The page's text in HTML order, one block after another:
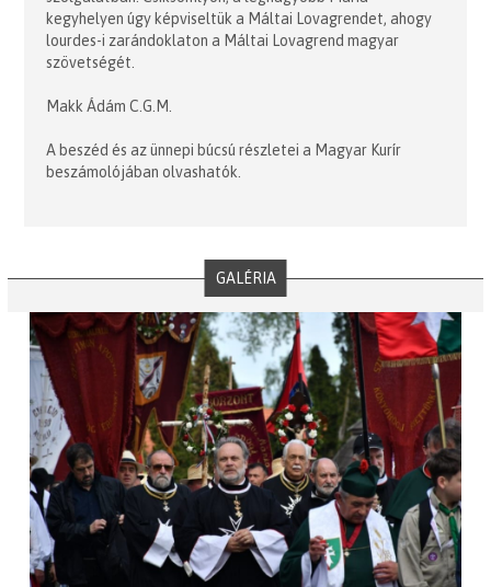
kegyhelyen úgy képviseltük a Máltai Lovagrendet, ahogy
lourdes-i zarándoklaton a Máltai Lovagrend magyar
szövetségét.
Makk Ádám C.G.M.
A beszéd és az ünnepi búcsú részletei a Magyar Kurír
beszámolójában olvashatók.
GALÉRIA